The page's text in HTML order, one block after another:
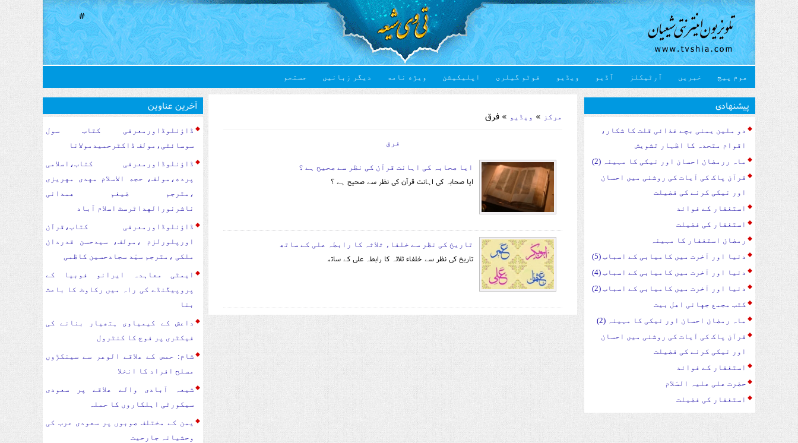
#
هوم پیج خبریں آرٹیکلز آڈیو ویڈیو فوٹو گیلری اپلیکیشن ویژه نامه دیگر زبانیں جستجو
مرکز » ویڈیو » فرق
فرق
ایا صحابہ کی اہانت قرآن کی نظر سے صحیح ہے ؟
ایا صحابہ کی اہانت قرآن کی نظر سے صحیح ہے ؟
تاریخ کی نظر سے خلفاء ثلاثہ کا رابطہ علی کے ساتھ
تاریخ کی نظر سے خلفاء ثلاثہ کا رابطہ علی کے ساتھ
آخرین عناوین
ڈاؤنلوڈاورمعرفی کتاب سول
سوسا‏‏ئٹی،مولف ڈاکٹرحمیدمولانا
ڈاؤنلوڈاورمعرفی کتاب،اسلامی
پرده،مولف، حجه الاسلام مهدی مهریزی
،مترجم ضیغم همدانی
ناشرنورالهداٹرسٹ اسلام آباد
ڈاؤنلوڈاورمعرفی کتاب،قرآن
اورپلورلزم ،مولف، سیدحسن قدردان
ملکی ،مترجم سیّد سجادحسین کاظمی
ایمٹی معاہدہ ایرانو فوبیا کے
پروپیگنڈے کی راہ میں رکاوٹ کا باعث
بنا
داعش کے کیمیاوی ہتھیار بنانے کی
فیکٹری پر فوج کا کنٹرول
شام: حمص کے علاقے الوعر سے سینکڑوں
مسلح افراد کا انخلا
شیعہ آبادی والے علاقے پر سعودی
سیکورٹی اہلکاروں کا حملہ
یمن کے مختلف صوبوں پر سعودی عرب کی
وحشیانہ جارحیت
پیشنهادی
دو ملین یمنی بچے غذائی قلت کا شکار،
اقوام متحدہ کا اظہار تشویش
ماہ ررمضان احسان اور نیکی کا مہینہ (2)
قرآن پاک کی آیات کی روشنی میں احسان
اور نیکی کرنے کی فضیلت
استغفار کے فوائد
استغفار کی فضیلت
رمضان استغفار کا مہینہ
دنیا اور آخرت میں کامیابی کے اسباب (5)
دنیا اور آخرت میں کامیابی کے اسباب (4)
دنیا اور آخرت میں کامیابی کے اسباب (2)
کتب مجمع جهانی اهل بیت
ماہ رمضان احسان اور نیکی کا مہینہ (2)
قرآن پاک کی آیات کی روشنی میں احسان
اور نیکی کرنے کی فضیلت
استغفار کے فوائد
حضرت علی علیہ السّلام
استغفار کی فضیلت